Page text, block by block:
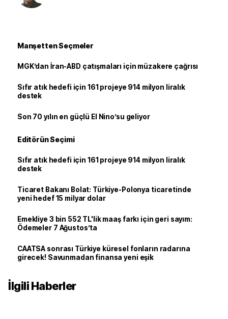
Manşetten Seçmeler
MGK’dan İran-ABD çatışmaları için müzakere çağrısı
Sıfır atık hedefi için 161 projeye 914 milyon liralık
destek
Son 70 yılın en güçlü El Nino’su geliyor
Editörün Seçimi
Sıfır atık hedefi için 161 projeye 914 milyon liralık
destek
Ticaret Bakanı Bolat: Türkiye-Polonya ticaretinde
yeni hedef 15 milyar dolar
Emekliye 3 bin 552 TL'lik maaş farkı için geri sayım:
Ödemeler 7 Ağustos’ta
CAATSA sonrası Türkiye küresel fonların radarına
girecek! Savunmadan finansa yeni eşik
İlgili Haberler